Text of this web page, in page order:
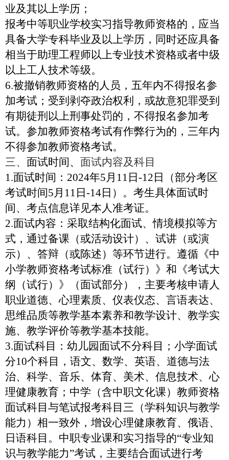
业及其以上学历；
报考中等职业学校实习指导教师资格的，应当
具备大学专科毕业及以上学历，同时还应具备
相当于助理工程师以上专业技术资格或者中级
以上工人技术等级。
6.被撤销教师资格的人员，五年内不得报名参
加考试；受到剥夺政治权利，或故意犯罪受到
有期徒刑以上刑事处罚的，不得报名参加考
试。参加教师资格考试有作弊行为的，三年内
不得参加教师资格考试。
三、 面试时间、 面试内容及科目
1.面试时间： 2024年5月 11 日 -12 日（部分考区
考试时间5月 11 日 -14日）。考生具体面试时
间、考点信息详见本人准考证。
2.面试内容：采取结构化面试、情境模拟等方
式，通过备课（或活动设计）、试讲（或演
示）、答辩（或陈述）等环节进行。遵循《中
小学教师资格考试标准（试行）》和《考试大
纲（试行）》（面试部分），主要考核申请人
职业道德、心理素质、仪表仪态、言语表达、
思维品质等教学基本素养和教学设计、教学实
施、教学评价等教学基本技能。
3.面试科目：幼儿园面试不分科目；小学面试
分10个科目，语文、数学、英语、道德与法
治、科学、音乐、体育、美术、信息技术、心
理健康教育；中学（含中职文化课）教师资格
面试科目与笔试报考科目三（学科知识与教学
能力）相一致外，增设心理健康教育、俄语、
日语科目。中职专业课和实习指导的“专业知
识与教学能力”考试，主要结合面试进行考